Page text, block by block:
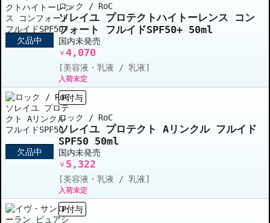
欠品中
ロック / RoC
ソレイユ プロテクトハイトーレンス コン
フォート フルイドSPF50+ 50ml
国内未発売
￥ 4,070
[美容液・乳液 / 乳液]
入荷未定
欠品中
P付与
ロック / RoC
ソレイユ プロテクト Aリンクル フルイド
SPF50 50ml
国内未発売
￥ 5,322
[美容液・乳液 / 乳液]
入荷未定
P付与